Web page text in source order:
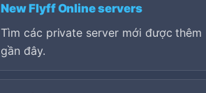
New Flyff Online servers
Tìm các private server mới được thêm
gần đây.